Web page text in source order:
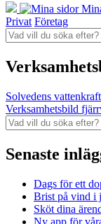
Privat Företag
Solvedens
Verksamhetsbild
Senaste
Dags för ett
Brist på vind i
Sköt dina
Ny app för